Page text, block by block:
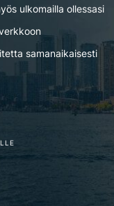
ulkomailla ollessasi
samanaikaisesti